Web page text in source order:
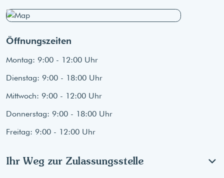
Öffnungszeiten
Montag: 9:00 - 12:00 Uhr
Dienstag: 9:00 - 18:00 Uhr
Mittwoch: 9:00 - 12:00 Uhr
Donnerstag: 9:00 - 18:00 Uhr
Freitag: 9:00 - 12:00 Uhr
Ihr Weg zur Zulassungsstelle